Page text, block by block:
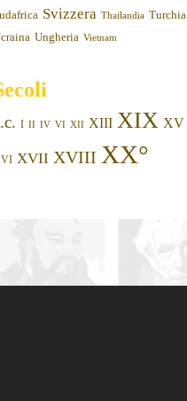
Svizzera Thailandia Turchia
Ungheria Vietnam
I II IV VI XII XIII XIX XV
XVII XVIII XX°